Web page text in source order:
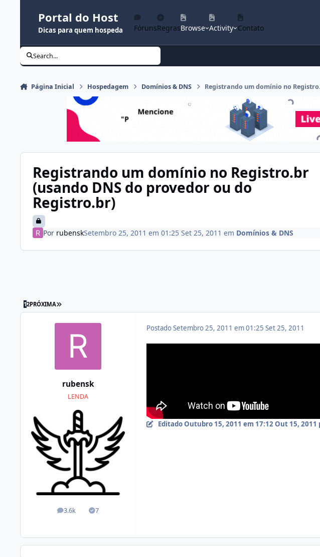
Portal do Host
Dicas para quem hospeda FórunsRegrasBrowse Activity Contato
Search...
Página Inicial Hospedagem Domínios & DNS Registrando um domínio no
Registrando um domínio no Registro.br
(usando DNS do provedor ou do
Registro.br)
Por rubenskSetembro 25, 2011 em 01:25 Set 25, 2011 em Domínios & DNS
12PRÓXIMA
rubensk
LENDA
3.6k
posts 7
Soluções
PostadoSetembro 25, 2011 em 01:25 Set 25, 2011
EditadoOutubro 15, 2011 em 17:12Out 15, 2011